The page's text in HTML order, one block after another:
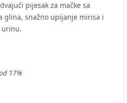
pijesak za mačke sa
glina, snažno upijanje mirisa i
urinu.
17%